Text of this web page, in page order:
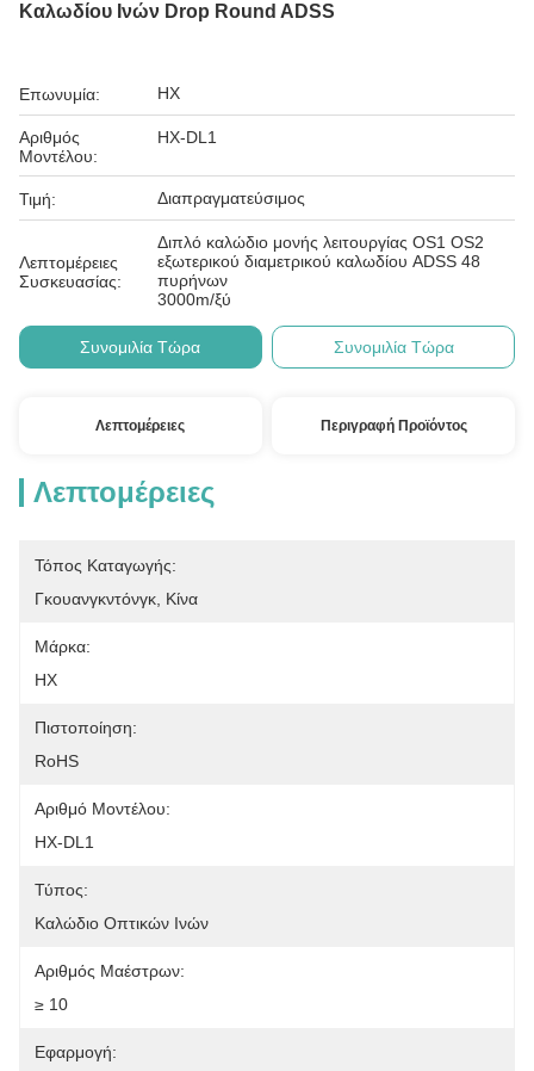
Καλωδίου Ινών Drop Round ADSS
Επωνυμία: HX
Αριθμός
Μοντέλου:
HX-DL1
Τιμή: Διαπραγματεύσιμος
Λεπτομέρειες
Συσκευασίας:
Διπλό καλώδιο μονής λειτουργίας OS1 OS2
εξωτερικού διαμετρικού καλωδίου ADSS 48
πυρήνων
3000m/ξύ
Συνομιλία Τώρα Συνομιλία Τώρα
Λεπτομέρειες Περιγραφή Προϊόντος
Λεπτομέρειες
Τόπος Καταγωγής:
Γκουανγκντόνγκ, Κίνα
Μάρκα:
HX
Πιστοποίηση:
RoHS
Αριθμό Μοντέλου:
HX-DL1
Τύπος:
Καλώδιο Οπτικών Ινών
Αριθμός Μαέστρων:
≥ 10
Εφαρμογή: